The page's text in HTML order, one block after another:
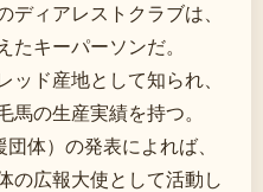
ィアレストクラブは、
たキーパーソンだ。
ド産地として知られ、
馬の生産実績を持つ。
体）の発表によれば、
の広報大使として活動し